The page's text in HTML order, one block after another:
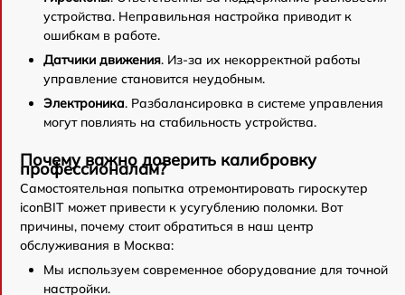
устройства. Неправильная настройка приводит к
ошибкам в работе.
Датчики движения. Из-за их некорректной работы
управление становится неудобным.
Электроника. Разбалансировка в системе управления
могут повлиять на стабильность устройства.
Почему важно доверить калибровку
профессионалам?
Самостоятельная попытка отремонтировать гироскутер
iconBIT может привести к усугублению поломки. Вот
причины, почему стоит обратиться в наш центр
обслуживания в Москва:
Мы используем современное оборудование для точной
настройки.